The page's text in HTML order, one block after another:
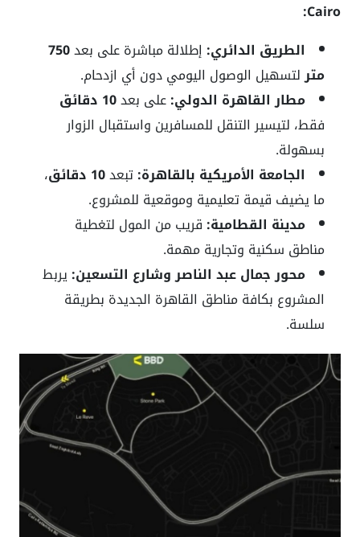
Cairo:
الطريق الدائري: إطلالة مباشرة على بعد750
مترلتسهيل الوصول اليومي دون أي ازدحام.
مطار القاهرة الدولي:على بعد10 دقائق
فقط، لتيسير التنقل للمسافرين واستقبال الزوار
بسهولة.
الجامعة الأمريكية بالقاهرة:تبعد10 دقائق
،
ما يضيف قيمة تعليمية وموقعية للمشروع.
مدينة القطامية: قريب من المول لتغطية
مناطق سكنية وتجارية مهمة.
محور جمال عبد الناصر وشارع التسعين:يربط
المشروع بكافة مناطق القاهرة الجديدة بطريقة
سلسة.